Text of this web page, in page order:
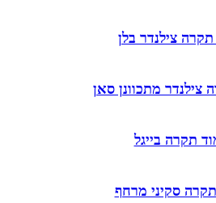
צילנדר בלן
צילנדר מתכוונן סאן
תקרה בייגל
סקיני מרחף